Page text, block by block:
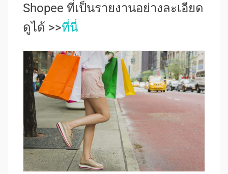
Shopee ที่เป็นรายงานอย่างละเอียด
ดูได้ >>ที่นี่